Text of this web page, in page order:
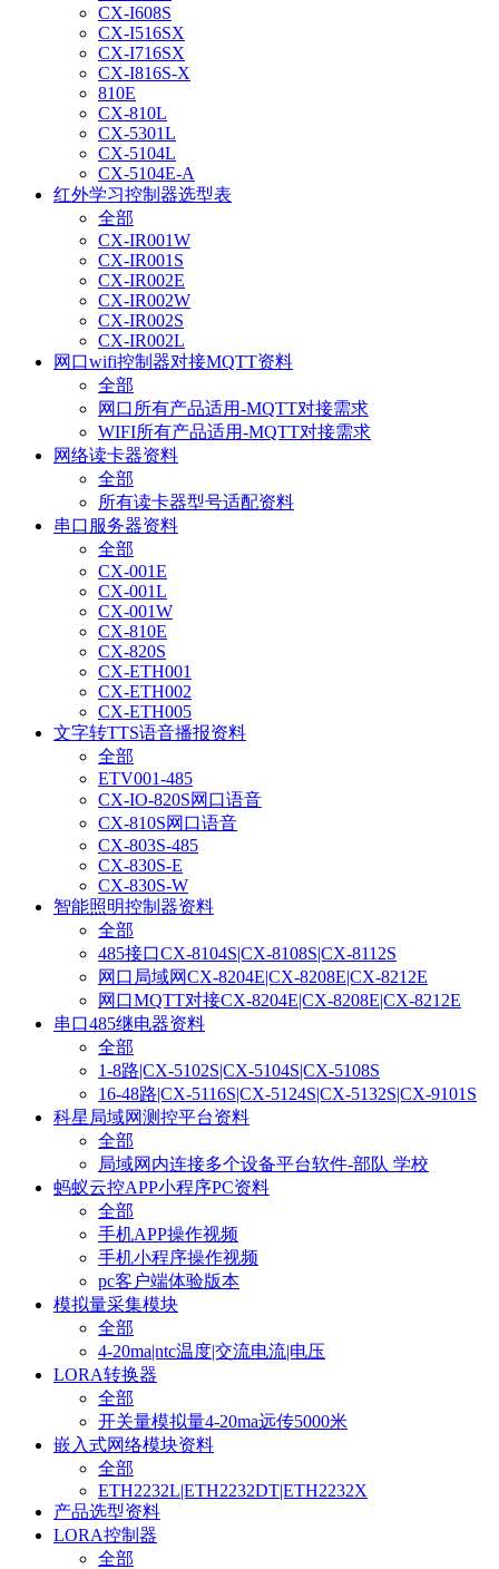
CX-I608S
CX-I516SX
CX-I716SX
CX-I816S-X
810E
CX-810L
CX-5301L
CX-5104L
CX-5104E-A
红外学习控制器选型表
全部
CX-IR001W
CX-IR001S
CX-IR002E
CX-IR002W
CX-IR002S
CX-IR002L
网口wifi控制器对接MQTT资料
全部
网口所有产品适用-MQTT对接需求
WIFI所有产品适用-MQTT对接需求
网络读卡器资料
全部
所有读卡器型号适配资料
串口服务器资料
全部
CX-001E
CX-001L
CX-001W
CX-810E
CX-820S
CX-ETH001
CX-ETH002
CX-ETH005
文字转TTS语音播报资料
全部
ETV001-485
CX-IO-820S网口语音
CX-810S网口语音
CX-803S-485
CX-830S-E
CX-830S-W
智能照明控制器资料
全部
485接口CX-8104S|CX-8108S|CX-8112S
网口局域网CX-8204E|CX-8208E|CX-8212E
网口MQTT对接CX-8204E|CX-8208E|CX-8212E
串口485继电器资料
全部
1-8路|CX-5102S|CX-5104S|CX-5108S
16-48路|CX-5116S|CX-5124S|CX-5132S|CX-9101S
科星局域网测控平台资料
全部
局域网内连接多个设备平台软件-部队 学校
蚂蚁云控APP小程序PC资料
全部
手机APP操作视频
手机小程序操作视频
pc客户端体验版本
模拟量采集模块
全部
4-20ma|ntc温度|交流电流|电压
LORA转换器
全部
开关量模拟量4-20ma远传5000米
嵌入式网络模块资料
全部
ETH2232L|ETH2232DT|ETH2232X
产品选型资料
LORA控制器
全部